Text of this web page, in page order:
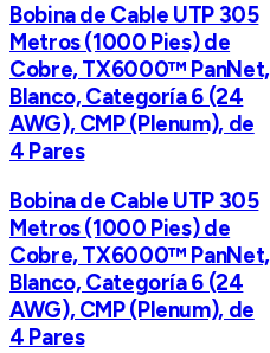
Bobina de Cable UTP 305
Metros (1000 Pies) de
Cobre, TX6000™ PanNet,
Blanco, Categoría 6 (24
AWG), CMP (Plenum), de
4 Pares
Bobina de Cable UTP 305
Metros (1000 Pies) de
Cobre, TX6000™ PanNet,
Blanco, Categoría 6 (24
AWG), CMP (Plenum), de
4 Pares